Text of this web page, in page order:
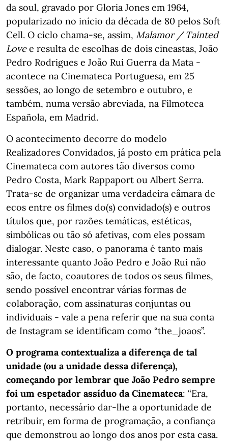
da soul, gravado por Gloria Jones em 1964,
popularizado no início da década de 80 pelos Soft
Cell. O ciclo chama-se, assim, Malamor / Tainted
Lovee resulta de escolhas de dois cineastas, João
Pedro Rodrigues e João Rui Guerra da Mata -
acontece na Cinemateca Portuguesa, em 25
sessões, ao longo de setembro e outubro, e
também, numa versão abreviada, na Filmoteca
Española, em Madrid.
O acontecimento decorre do modelo
Realizadores Convidados, já posto em prática pela
Cinemateca com autores tão diversos como
Pedro Costa, Mark Rappaport ou Albert Serra.
Trata-se de organizar uma verdadeira câmara de
ecos entre os filmes do(s) convidado(s) e outros
títulos que, por razões temáticas, estéticas,
simbólicas ou tão só afetivas, com eles possam
dialogar. Neste caso, o panorama é tanto mais
interessante quanto João Pedro e João Rui não
são, de facto, coautores de todos os seus filmes,
sendo possível encontrar várias formas de
colaboração, com assinaturas conjuntas ou
individuais - vale a pena referir que na sua conta
de Instagram se identificam como “the_joaos”.
O programa contextualiza a diferença de tal
unidade (ou a unidade dessa diferença),
começando por lembrar que João Pedro sempre
foi um espetador assíduo da Cinemateca: “Era,
portanto, necessário dar-lhe a oportunidade de
retribuir, em forma de programação, a confiança
que demonstrou ao longo dos anos por esta casa.